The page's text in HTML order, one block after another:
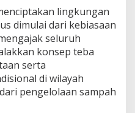
lingkungan
dimulai dari kebiasaan
seluruh
konsep teba
serta
di wilayah
pengelolaan sampah